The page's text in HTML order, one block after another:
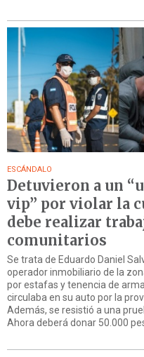
ESCÁNDALO
Detuvieron a un
vip” por violar la
debe realizar
comunitarios
Se trata de Eduardo Daniel
operador inmobiliario de la
por estafas y tenencia de
circulaba en su auto por la
Además, se resistió a una
Ahora deberá donar 50.000